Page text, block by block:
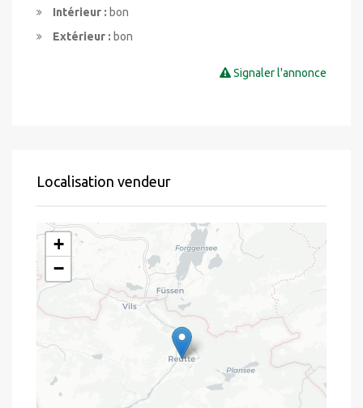
Intérieur : bon
Extérieur : bon
Signaler l'annonce
Localisation vendeur
+
−